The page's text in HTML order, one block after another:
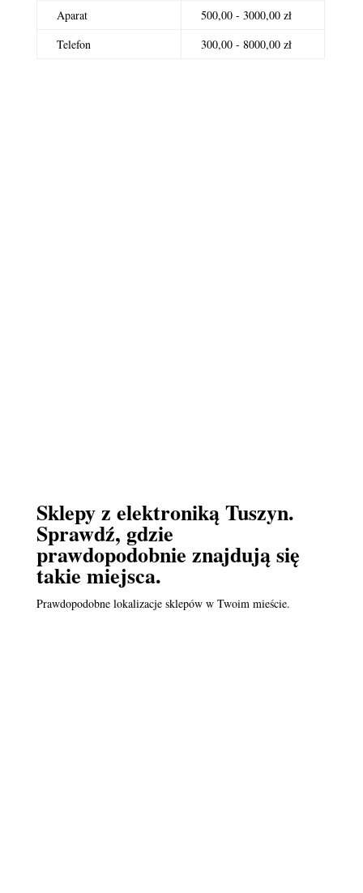
Aparat
500,00 - 3000,00 zł
Telefon
300,00 - 8000,00 zł
Sklepy z elektroniką Tuszyn.
Sprawdź, gdzie
prawdopodobnie znajdują się
takie miejsca.
Prawdopodobne lokalizacje sklepów w Twoim mieście.